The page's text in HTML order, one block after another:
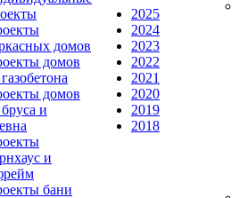
домов
домов
домов
и
и
бани
2025
2024
2023
2022
2021
2020
2019
2018